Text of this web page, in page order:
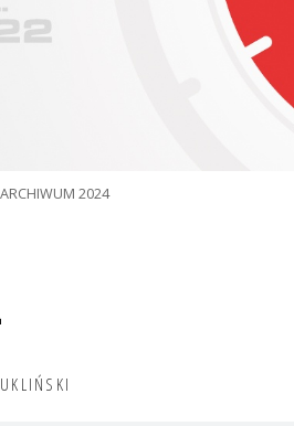
ARCHIWUM 2024